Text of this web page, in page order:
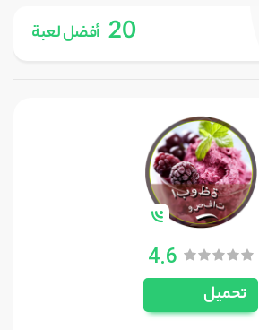
20 أفضل لعبة
4.6
تحميل